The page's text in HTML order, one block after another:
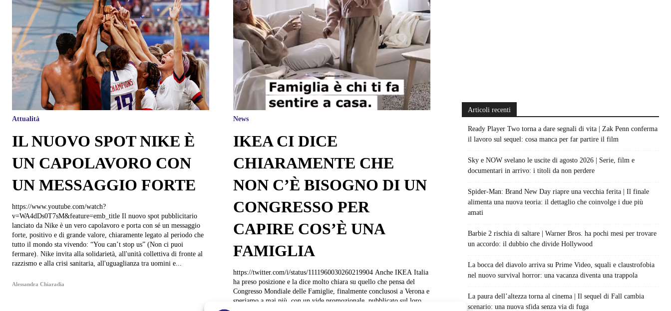
Attualità
IL NUOVO SPOT NIKE È
UN CAPOLAVORO CON
UN MESSAGGIO FORTE
https://www.youtube.com/watch?
v=WA4dDs0T7sM&feature=emb_title Il nuovo spot pubblicitario
lanciato da Nike è un vero capolavoro e porta con sé un messaggio
forte, positivo e di grande valore, chiaramente legato al periodo che
tutto il mondo sta vivendo: “You can’t stop us” (Non ci puoi
fermare). Nike invita alla solidarietà, all'unità collettiva di fronte al
razzismo e alla crisi sanitaria, all'uguaglianza tra uomini e...
Alessandra Chiaradia
News
IKEA CI DICE
CHIARAMENTE CHE
NON C’È BISOGNO DI UN
CONGRESSO PER
CAPIRE COS’È UNA
FAMIGLIA
https://twitter.com/i/status/1111960030260219904 Anche IKEA Italia
ha preso posizione e la dice molto chiara su quello che pensa del
Congresso Mondiale delle Famiglie, finalmente conclusosi a Verona e
speriamo a mai più, con un vide promozionale, pubblicato sul loro
Articoli recenti
Ready Player Two torna a dare segnali di vita | Zak Penn conferma
il lavoro sul sequel: cosa manca per far partire il film
Sky e NOW svelano le uscite di agosto 2026 | Serie, film e
documentari in arrivo: i titoli da non perdere
Spider-Man: Brand New Day riapre una vecchia ferita | Il finale
alimenta una nuova teoria: il dettaglio che coinvolge i due più
amati
Barbie 2 rischia di saltare | Warner Bros. ha pochi mesi per trovare
un accordo: il dubbio che divide Hollywood
La bocca del diavolo arriva su Prime Video, squali e claustrofobia
nel nuovo survival horror: una vacanza diventa una trappola
La paura dell’altezza torna al cinema | Il sequel di Fall cambia
scenario: una nuova sfida senza via di fuga